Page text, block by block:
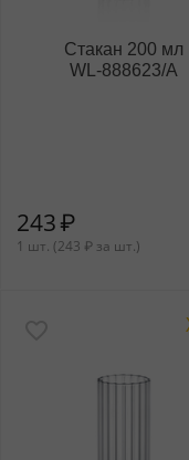
Стакан 200 мл
WL‑888623/A
243₽
1 шт. (243 ₽ за шт.)